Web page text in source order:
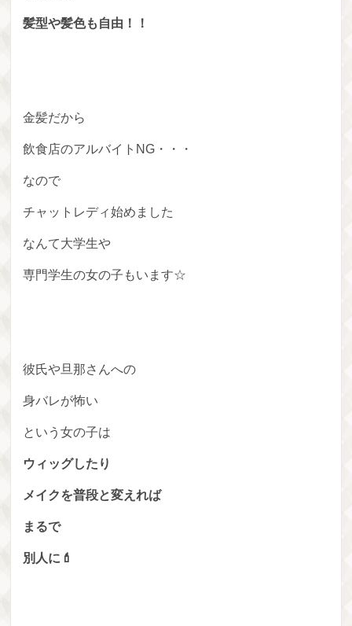
髪型や髪色も自由！！
金髪だから
飲食店のアルバイトNG・・・
なので
チャットレディ始めました
なんて大学生や
専門学生の女の子もいます☆
彼氏や旦那さんへの
身バレが怖い
という女の子は
ウィッグしたり
メイクを普段と変えれば
まるで
別人に💄